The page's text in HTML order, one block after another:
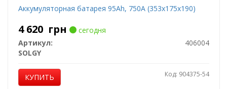
Аккумуляторная батарея 95Ah, 750A (353x175x190)
4 620 грн
сегодня
Артикул:
406004
SOLGY
КУПИТЬ Код: 904375-54